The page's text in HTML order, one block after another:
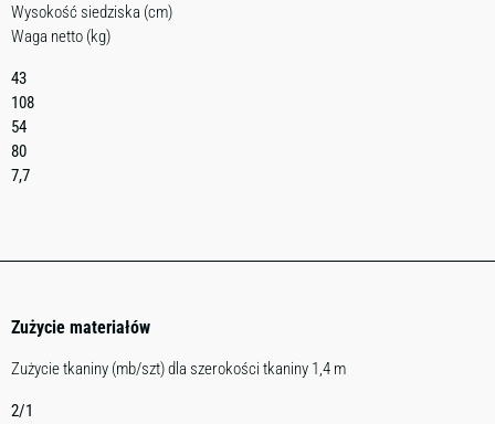
Wysokość siedziska (cm)
Waga netto (kg)
43
108
54
80
7,7
Zużycie materiałów
Zużycie tkaniny (mb/szt) dla szerokości tkaniny 1,4 m
2/1